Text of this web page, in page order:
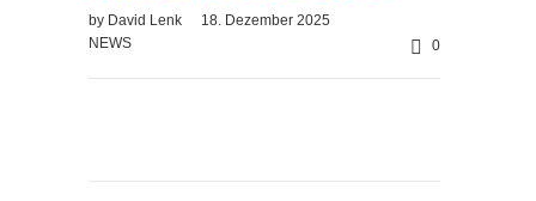
by David Lenk
18. Dezember 2025
NEWS
0